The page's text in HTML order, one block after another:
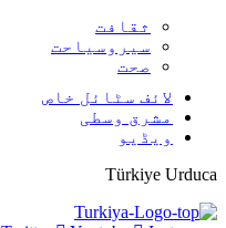
ثقافت
سیروسیاحت
صحت
لائف سٹائل خاص
مشرق وسطی
ویڈیو
Türkiye Urduca